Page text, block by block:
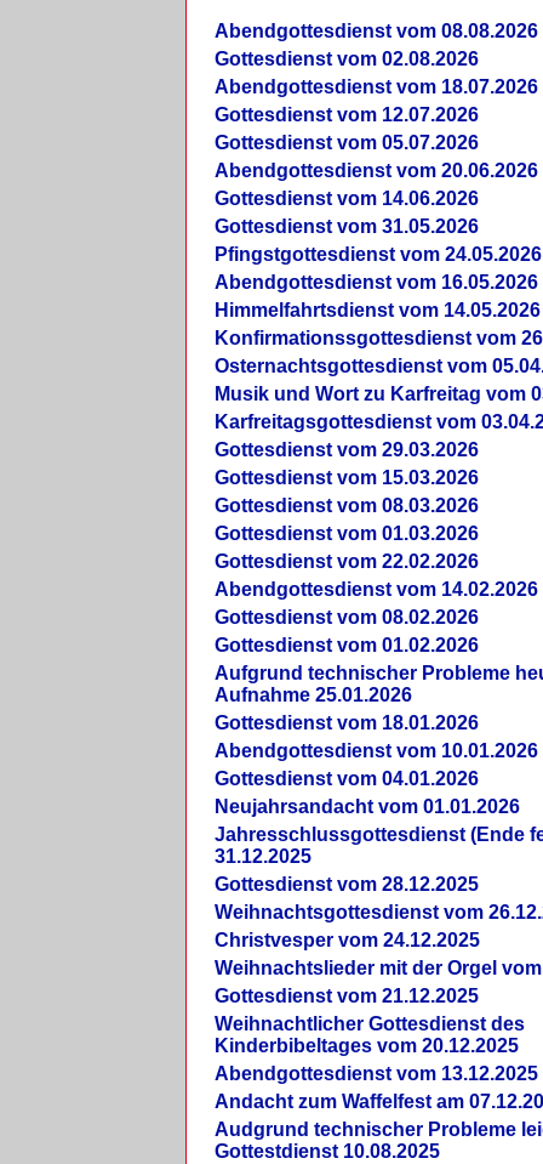
Abendgottesdienst vom 08.08.2026
Gottesdienst vom 02.08.2026
Abendgottesdienst vom 18.07.2026
Gottesdienst vom 12.07.2026
Gottesdienst vom 05.07.2026
Abendgottesdienst vom 20.06.2026
Gottesdienst vom 14.06.2026
Gottesdienst vom 31.05.2026
Pfingstgottesdienst vom 24.05.2026
Abendgottesdienst vom 16.05.2026
Himmelfahrtsdienst vom 14.05.2026
Konfirmationssgottesdienst vom
Osternachtsgottesdienst vom
Musik und Wort zu Karfreitag vom
Karfreitagsgottesdienst vom
Gottesdienst vom 29.03.2026
Gottesdienst vom 15.03.2026
Gottesdienst vom 08.03.2026
Gottesdienst vom 01.03.2026
Gottesdienst vom 22.02.2026
Abendgottesdienst vom 14.02.2026
Gottesdienst vom 08.02.2026
Gottesdienst vom 01.02.2026
Aufgrund technischer Probleme
Aufnahme 25.01.2026
Gottesdienst vom 18.01.2026
Abendgottesdienst vom 10.01.2026
Gottesdienst vom 04.01.2026
Neujahrsandacht vom 01.01.2026
Jahresschlussgottesdienst (Ende
31.12.2025
Gottesdienst vom 28.12.2025
Weihnachtsgottesdienst vom
Christvesper vom 24.12.2025
Weihnachtslieder mit der Orgel vom
Gottesdienst vom 21.12.2025
Weihnachtlicher Gottesdienst des
Kinderbibeltages vom 20.12.2025
Abendgottesdienst vom 13.12.2025
Andacht zum Waffelfest am
Audgrund technischer Probleme
Gottestdienst 10.08.2025